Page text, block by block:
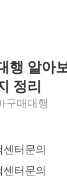
행 알아
정리
구매대행
센터문의
센터문의